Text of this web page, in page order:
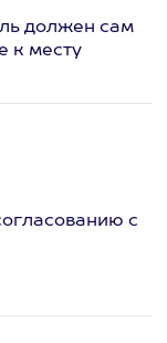
должен сам
к месту
с